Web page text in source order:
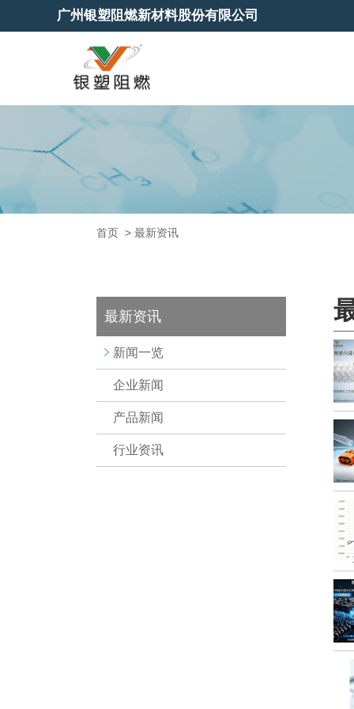
广州银塑阻燃新材料股份有限公司
首页 > 最新资讯
最新资讯
新闻一览
企业新闻
产品新闻
行业资讯